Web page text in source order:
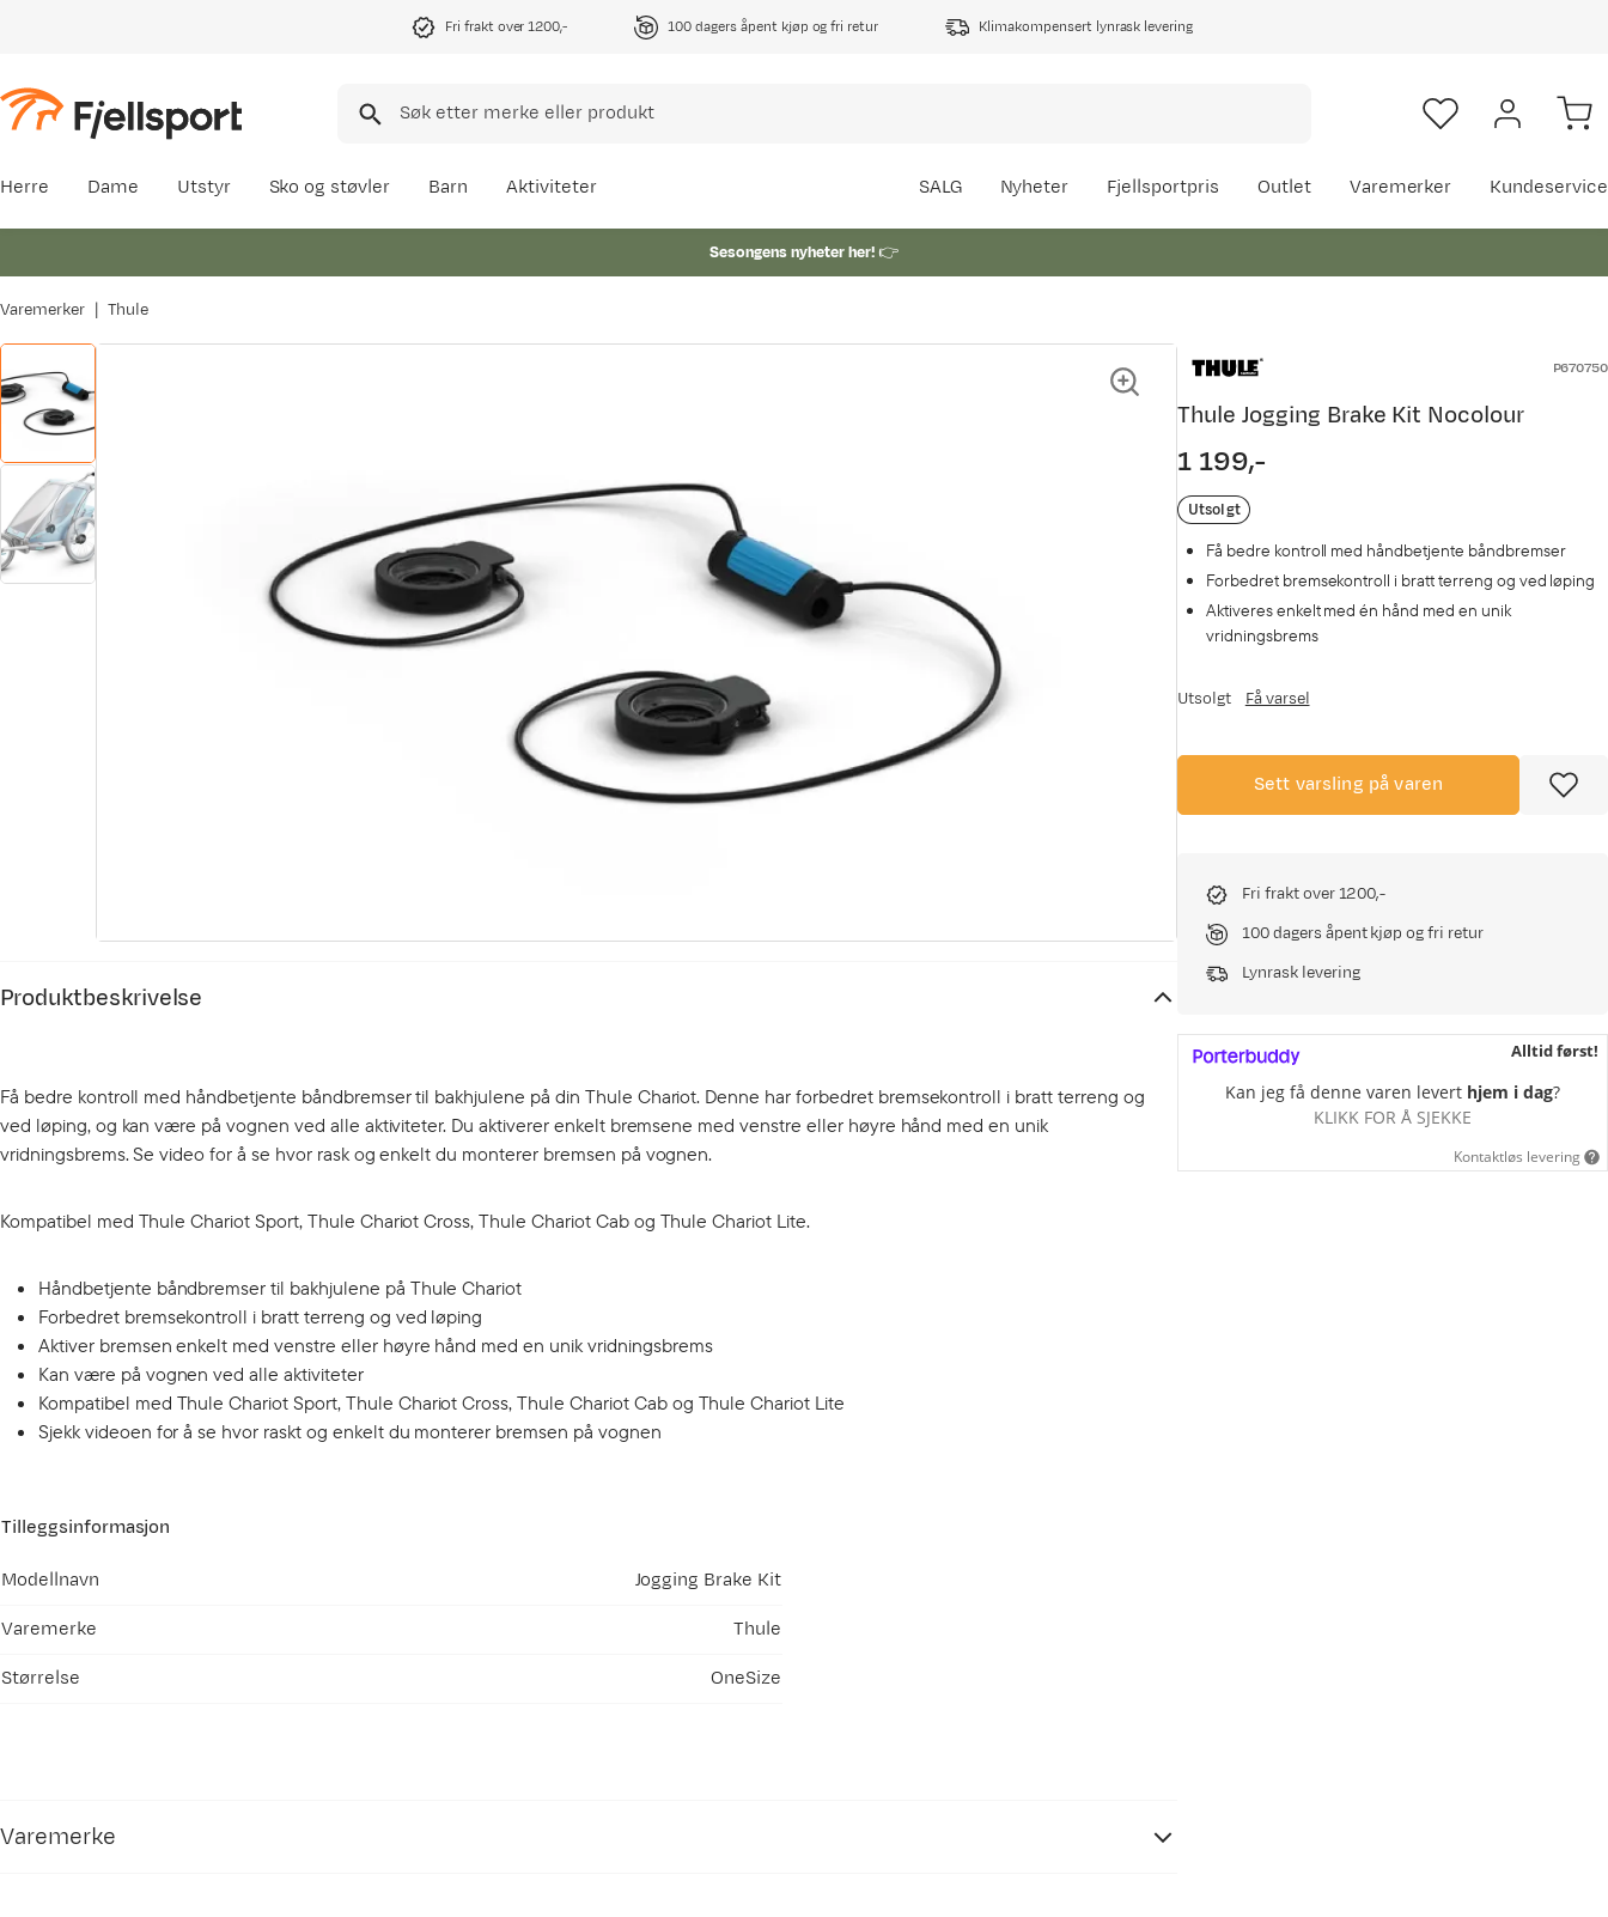
Fri frakt over 1200,- 100 dagers åpent kjøp og fri retur Klimakompensert lynrask levering
Herre Dame Utstyr Sko og støvler Barn Aktiviteter SALG Nyheter Fjellsportpris Outlet Varemerker Kundeservice
Sesongens nyheter her!👉
Varemerker Thule
Produktbeskrivelse
Få bedre kontroll med håndbetjente båndbremser til bakhjulene på din Thule Chariot. Denne har forbedret bremsekontroll i bratt terreng og
ved løping, og kan være på vognen ved alle aktiviteter. Du aktiverer enkelt bremsene med venstre eller høyre hånd med en unik
vridningsbrems. Se video for å se hvor rask og enkelt du monterer bremsen på vognen.
Kompatibel med Thule Chariot Sport, Thule Chariot Cross, Thule Chariot Cab og Thule Chariot Lite.
Håndbetjente båndbremser til bakhjulene på Thule Chariot
Forbedret bremsekontroll i bratt terreng og ved løping
Aktiver bremsen enkelt med venstre eller høyre hånd med en unik vridningsbrems
Kan være på vognen ved alle aktiviteter
Kompatibel med Thule Chariot Sport, Thule Chariot Cross, Thule Chariot Cab og Thule Chariot Lite
Sjekk videoen for å se hvor raskt og enkelt du monterer bremsen på vognen
Tilleggsinformasjon
Modellnavn
Jogging Brake Kit
Varemerke
Thule
Størrelse
OneSize
Varemerke
P670750
Thule Jogging Brake Kit Nocolour
price
1 199,-
Utsolgt
Få bedre kontroll med håndbetjente båndbremser
Forbedret bremsekontroll i bratt terreng og ved løping
Aktiveres enkelt med én hånd med en unik
vridningsbrems
Utsolgt Få varsel
Sett varsling på varen
Fri frakt over 1200,-
100 dagers åpent kjøp og fri retur
Lynrask levering
Alltid først!
Kan jeg få denne varen levert hjem i dag?
KLIKK FOR Å SJEKKE
Kontaktløs levering